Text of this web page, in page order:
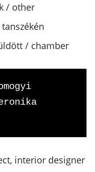
/ other
/ chamber
interior designer